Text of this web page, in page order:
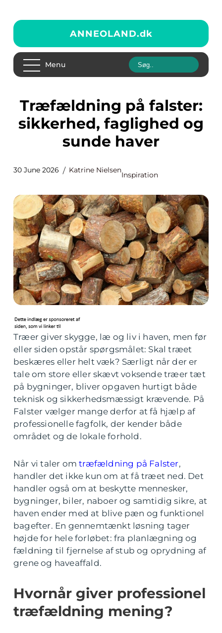
ANNEOLAND.dk
Menu
Træfældning på falster:
sikkerhed, faglighed og
sunde haver
30 June 2026 Katrine Nielsen
Inspiration
Træer giver skygge, læ og liv i haven, men før
eller siden opstår spørgsmålet: Skal træet
beskæres eller helt væk? Særligt når der er
tale om store eller skævt voksende træer tæt
på bygninger, bliver opgaven hurtigt både
teknisk og sikkerhedsmæssigt krævende. På
Falster vælger mange derfor at få hjælp af
professionelle fagfolk, der kender både
området og de lokale forhold.
Når vi taler omtræfældning på Falster,
handler det ikke kun om at få træet ned. Det
handler også om at beskytte mennesker,
bygninger, biler, naboer og samtidig sikre, at
haven ender med at blive pæn og funktionel
bagefter. En gennemtænkt løsning tager
højde for hele forløbet: fra planlægning og
fældning til fjernelse af stub og oprydning af
grene og haveaffald.
Hvornår giver professionel
træfældning mening?